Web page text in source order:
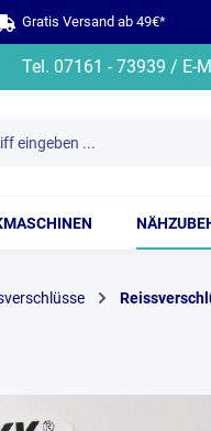
Gratis Versand ab 49€*
Tel. 07161 - 73939 / E-